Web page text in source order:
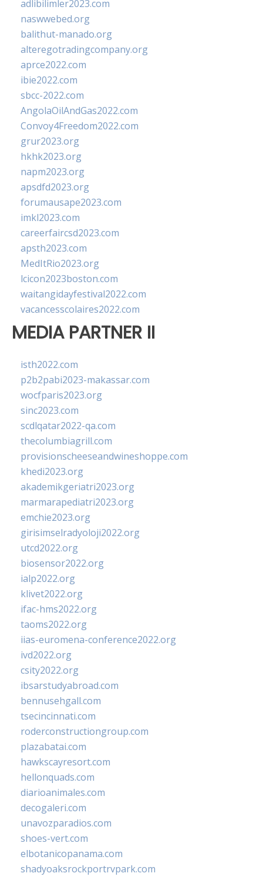
adlibilimler2023.com
naswwebed.org
balithut-manado.org
alteregotradingcompany.org
aprce2022.com
ibie2022.com
sbcc-2022.com
AngolaOilAndGas2022.com
Convoy4Freedom2022.com
grur2023.org
hkhk2023.org
napm2023.org
apsdfd2023.org
forumausape2023.com
imkl2023.com
careerfaircsd2023.com
apsth2023.com
MedItRio2023.org
lcicon2023boston.com
waitangidayfestival2022.com
vacancesscolaires2022.com
MEDIA PARTNER II
isth2022.com
p2b2pabi2023-makassar.com
wocfparis2023.org
sinc2023.com
scdlqatar2022-qa.com
thecolumbiagrill.com
provisionscheeseandwineshoppe.com
khedi2023.org
akademikgeriatri2023.org
marmarapediatri2023.org
emchie2023.org
girisimselradyoloji2022.org
utcd2022.org
biosensor2022.org
ialp2022.org
klivet2022.org
ifac-hms2022.org
taoms2022.org
iias-euromena-conference2022.org
ivd2022.org
csity2022.org
ibsarstudyabroad.com
bennusehgall.com
tsecincinnati.com
roderconstructiongroup.com
plazabatai.com
hawkscayresort.com
hellonquads.com
diarioanimales.com
decogaleri.com
unavozparadios.com
shoes-vert.com
elbotanicopanama.com
shadyoaksrockportrvpark.com